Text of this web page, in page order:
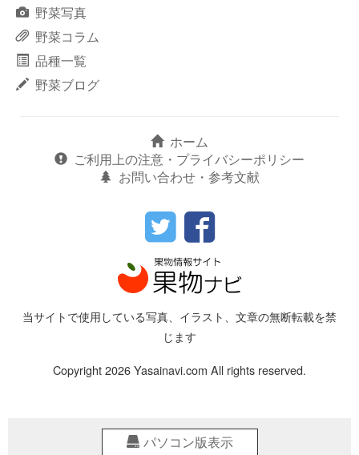
野菜写真
野菜コラム
品種一覧
野菜ブログ
ホーム
ご利用上の注意・プライバシーポリシー
お問い合わせ・参考文献
当サイトで使用している写真、イラスト、文章の無断転載を禁
じます
Copyright 2026 Yasainavi.com All rights reserved.
パソコン版表示